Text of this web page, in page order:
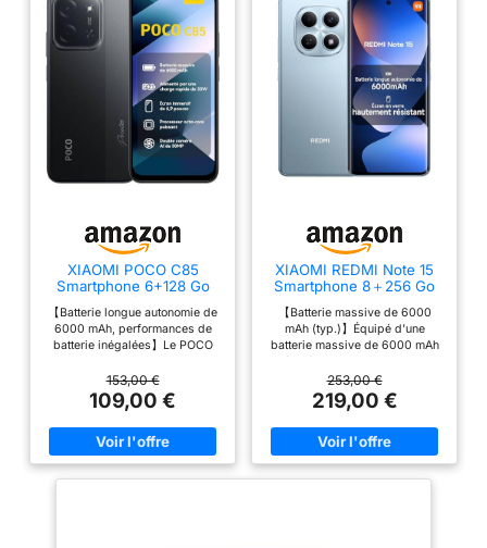
en charge realme UI 6.0,
Basé sur Android 15
XIAOMI POCO C85
Smartphone 6+128 Go
Double Caméra IA 50 MP
- Noir
【Batterie longue autonomie de
6000 mAh, performances de
batterie inégalées】Le POCO
longue autonomie de 6000 mAh
dans un boîtier élégant. Une
puissance longue durée avec
des performances
extraordinaires. 【Écran
immersif de 6,9 pouces,
AdaptiveSync jusqu'à 120 Hz】
153,00 €
109,00 €
XIAOMI REDMI Note 15
Smartphone 8＋256 Go
Batterie 6000 mAh - Bleu
Glacier
【Batterie massive de 6000
mAh (typ.)】Équipé d’une
batterie massive de 6000 mAh
(typ.), l’appareil offre une
autonomie longue durée pour
vous accompagner toute la
journée, sans aucune
inquiétude. 【Résistance à la
poussière et à l’eau IP64】Le
REDMI Note 15 prend en charge
la résistance à la poussière et à
253,00 €
219,00 €